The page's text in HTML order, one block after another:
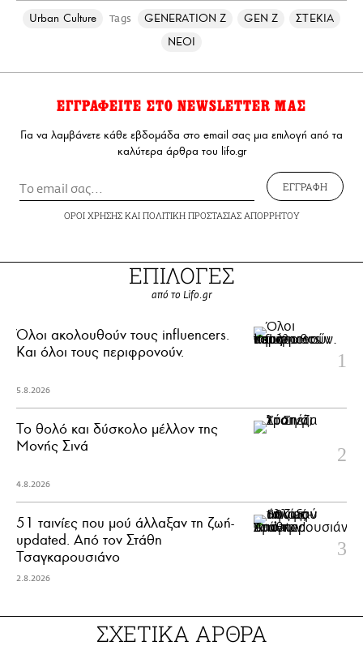
Urban Culture Tags GENERATION Z GEN Z
ΣΤΕΚΙΑ
ΝΕΟΙ
ΕΓΓΡΑΦΕΙΤΕ ΣΤΟ NEWSLETTER ΜΑΣ
Για να λαμβάνετε κάθε εβδομάδα στο email σας μια επιλογή από τα
καλύτερα άρθρα του lifo.gr
ΕΓΓΡΑΦΗ
ΟΡΟΙ ΧΡΗΣΗΣΚΑΙ ΠΟΛΙΤΙΚΗ ΠΡΟΣΤΑΣΙΑΣ ΑΠΟΡΡΗΤΟΥ
ΕΠΙΛΟΓΕΣ
από το Lifo.gr
Όλοι ακολουθούν τους influencers.
Και όλοι τους περιφρονούν.
5.8.2026
Το θολό και δύσκολο μέλλον της
Μονής Σινά
4.8.2026
51 ταινίες που μού άλλαξαν τη ζωή-
updated. Aπό τον Στάθη
Τσαγκαρουσιάνο
2.8.2026
ΣΧΕΤΙΚΑ ΑΡΘΡΑ